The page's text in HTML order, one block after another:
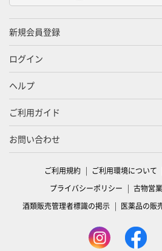
新規会員登録
ログイン
ヘルプ
ご利用ガイド
お問い合わせ
ご利用規約 ご利用環境について
プライバシーポリシー
古物営
酒類販売管理者標識の掲示
医薬品の販